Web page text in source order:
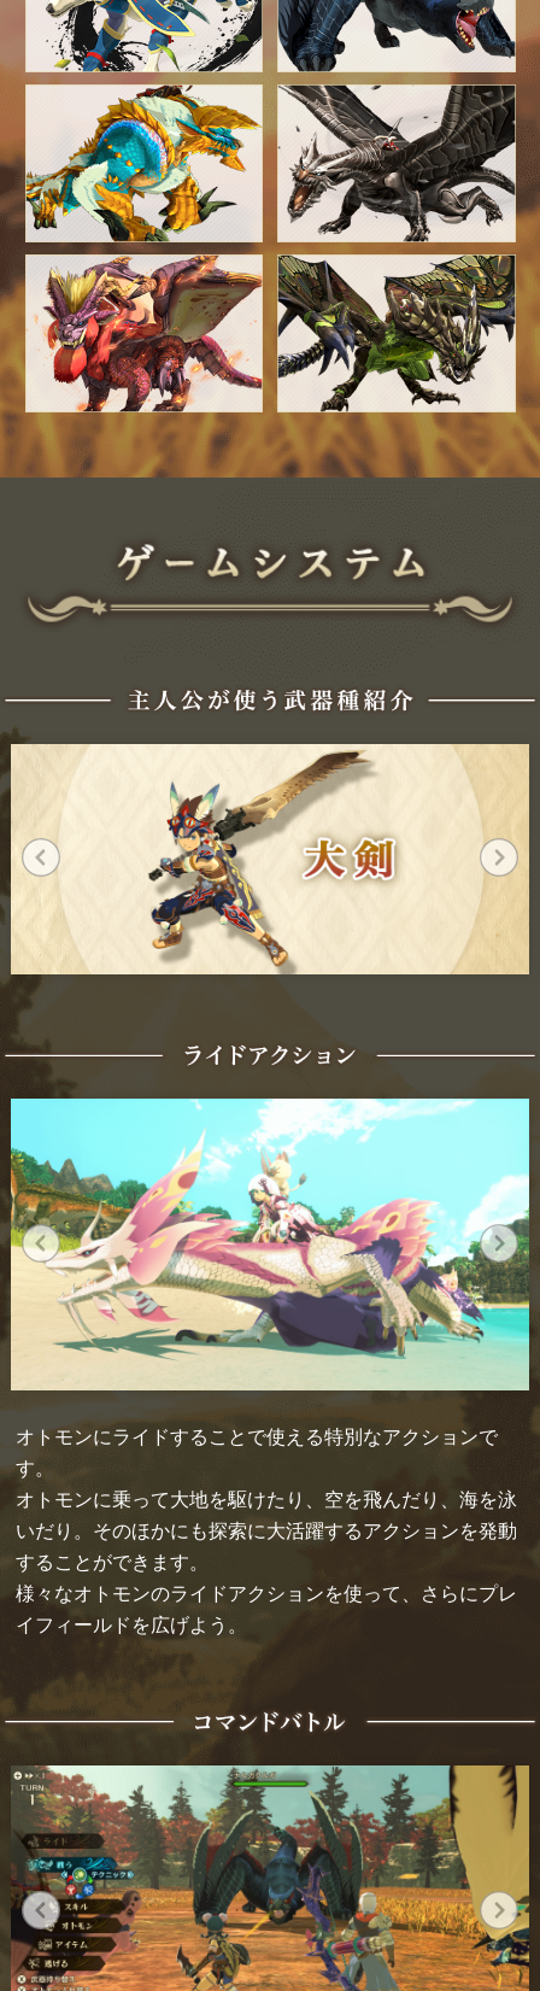
オトモンにライドすることで使える特別なアクションで
す。
オトモンに乗って大地を駆けたり、空を飛んだり、海を泳
いだり。そのほかにも探索に大活躍するアクションを発動
することができます。
様々なオトモンのライドアクションを使って、さらにプレ
イフィールドを広げよう。